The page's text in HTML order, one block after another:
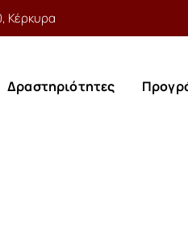
Κέρκυρα
Δραστηριότητες